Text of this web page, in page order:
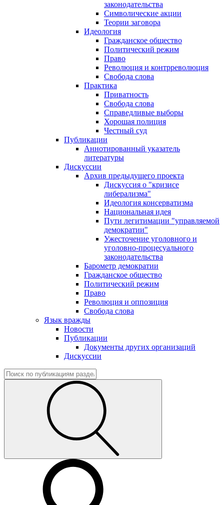
законодательства
Символические акции
Теории заговора
Идеология
Гражданское общество
Политический режим
Право
Революция и контрреволюция
Свобода слова
Практика
Приватность
Свобода слова
Справедливые выборы
Хорошая полиция
Честный суд
Публикации
Аннотированный указатель
литературы
Дискуссии
Архив предыдущего проекта
Дискуссия о "кризисе
либерализма"
Идеология консерватизма
Национальная идея
Пути легитимации "управляемой
демократии"
Ужесточение уголовного и
уголовно-процесуального
законодательства
Барометр демократии
Гражданское общество
Политический режим
Право
Революция и оппозиция
Свобода слова
Язык вражды
Новости
Публикации
Документы других организаций
Дискуссии